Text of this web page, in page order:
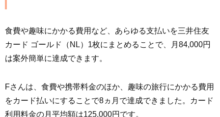
食費や趣味にかかる費用など、あらゆる支払いを三井住友
カード ゴールド（NL）1枚にまとめることで、月84,000円
は案外簡単に達成できます。
Fさんは、食費や携帯料金のほか、趣味の旅行にかかる費用
をカード払いにすることで8ヵ月で達成できました。カード
利用料金の月平均額は125,000円です。